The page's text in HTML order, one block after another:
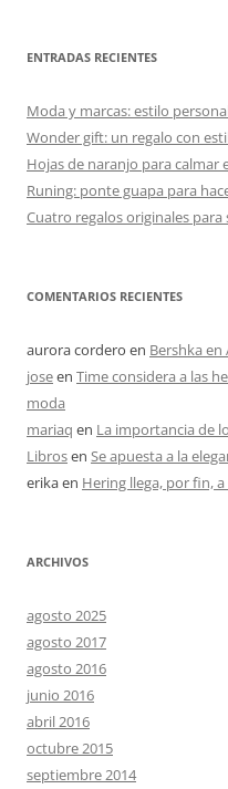
ENTRADAS RECIENTES
Moda y marcas: estilo
Wonder gift: un regalo con
Hojas de naranjo para calmar
Runing: ponte guapa para
Cuatro regalos originales
COMENTARIOS RECIENTES
aurora cordero en Bershka en
joseen Time considera a las
moda
mariaq en La importancia de
Librosen Se apuesta a la
erikaen Hering llega, por fin, a
ARCHIVOS
agosto 2025
agosto 2017
agosto 2016
junio 2016
abril 2016
octubre 2015
septiembre 2014